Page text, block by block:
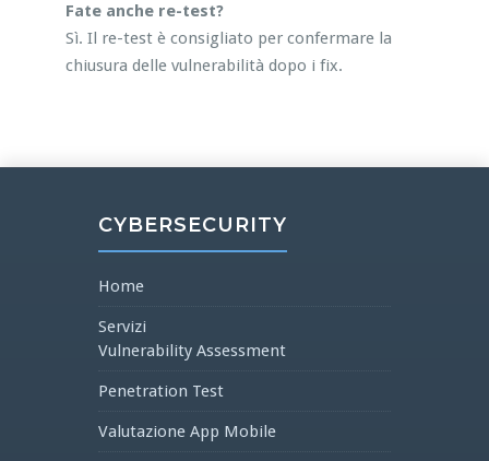
Fate anche re-test?
Sì. Il re-test è consigliato per confermare la
chiusura delle vulnerabilità dopo i fix.
CYBERSECURITY
Home
Servizi
Vulnerability Assessment
Penetration Test
Valutazione App Mobile